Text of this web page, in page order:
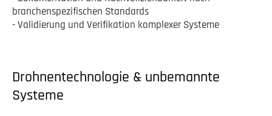
branchenspezifischen Standards
- Validierung und Verifikation komplexer Systeme
Drohnentechnologie & unbemannte
Systeme